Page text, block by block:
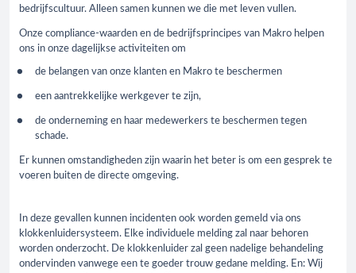
bedrijfscultuur. Alleen samen kunnen we die met leven vullen.
Onze compliance-waarden en de bedrijfsprincipes van Makro helpen
ons in onze dagelijkse activiteiten om
de belangen van onze klanten en Makro te beschermen
een aantrekkelijke werkgever te zijn,
de onderneming en haar medewerkers te beschermen tegen
schade.
Er kunnen omstandigheden zijn waarin het beter is om een gesprek te
voeren buiten de directe omgeving.
In deze gevallen kunnen incidenten ook worden gemeld via ons
klokkenluidersysteem. Elke individuele melding zal naar behoren
worden onderzocht. De klokkenluider zal geen nadelige behandeling
ondervinden vanwege een te goeder trouw gedane melding. En: Wij